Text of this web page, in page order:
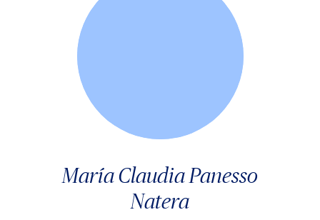
María Claudia Panesso
Natera